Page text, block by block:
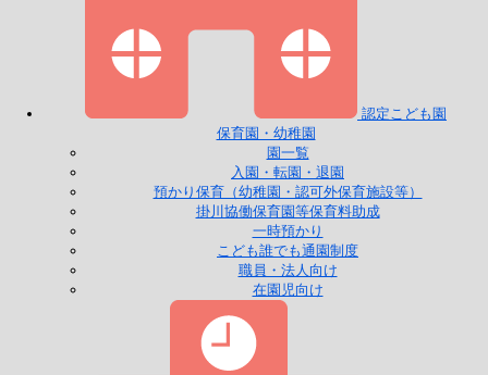
認定こども園
保育園・幼稚園
園一覧
入園・転園・退園
預かり保育（幼稚園・認可外保育施設等）
掛川協働保育園等保育料助成
一時預かり
こども誰でも通園制度
職員・法人向け
在園児向け